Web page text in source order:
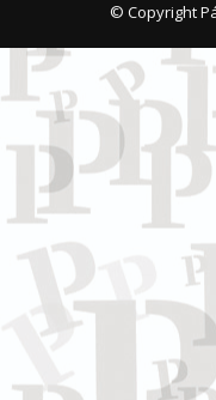
© Copyright